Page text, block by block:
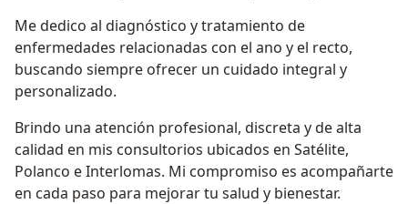
Me dedico al diagnóstico y tratamiento de
enfermedades relacionadas con el ano y el recto,
buscando siempre ofrecer un cuidado integral y
personalizado.
Brindo una atención profesional, discreta y de alta
calidad en mis consultorios ubicados en Satélite,
Polanco e Interlomas. Mi compromiso es acompañarte
en cada paso para mejorar tu salud y bienestar.